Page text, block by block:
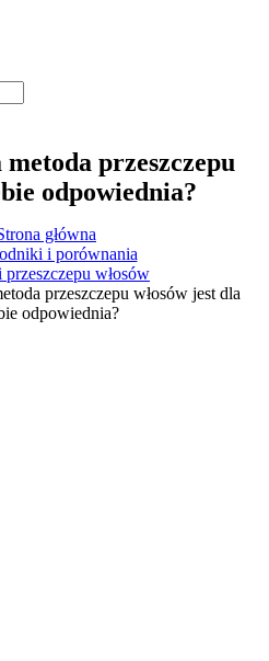
przeszczepu
odpowiednia?
główna
i porównania
włosów
przeszczepu włosów jest dla
odpowiednia?